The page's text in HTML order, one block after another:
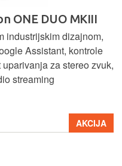
ONE DUO MKIII
industrijskim dizajnom,
Assistant, kontrole
za stereo zvuk,
streaming
AKCIJA